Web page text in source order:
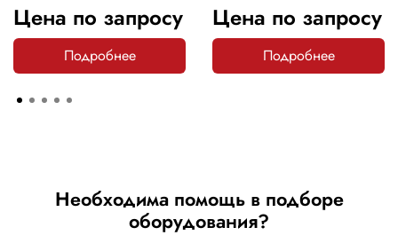
Цена по запросу
Подробнее
Цена по запросу
Подробнее
Необходима помощь в подборе
оборудования?